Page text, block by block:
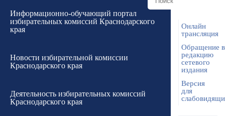
Информационно-обучающий портал
избирательных комиссий Краснодарского
края
Новости избирательной комиссии
Краснодарского края
Деятельность избирательных комиссий
Краснодарского края
Онлайн
трансляция
Обращение в
редакцию
сетевого
издания
Версия
для